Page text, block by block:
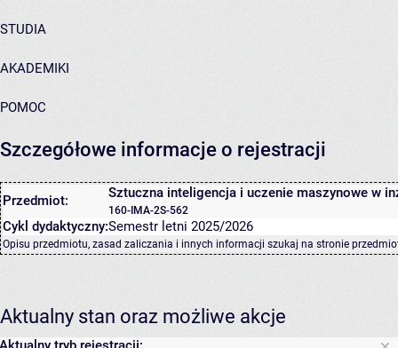
STUDIA
AKADEMIKI
POMOC
Szczegółowe informacje o rejestracji
Przedmiot: Sztuczna inteligencja i uczenie maszynowe w
160-IMA-2S-562
Cykl dydaktyczny:Semestr letni 2025/2026
Opisu przedmiotu, zasad zaliczania i innych informacji szukaj na stronie
Aktualny stan oraz możliwe akcje